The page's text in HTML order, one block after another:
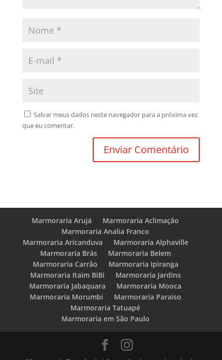
Salvar meus dados neste navegador para a próxima vez
que eu comentar.
Marmoraria Arujá
Marmoraria Aclimação
Marmoraria Analia Franco
Marmoraria Aricanduva
Marmoraria Alphaville
Marmoraria Brás
Marmoraria Belem
Marmoraria Carrão
Marmoraria Ipiranga
Marmoraria Itaim BiBi
Marmoraria Jardins
Marmoraria Jabaquara
Marmoraria Mooca
Marmoraria Morumbi
Marmoraria Paraiso
Marmoraria Tatuapé
Marmoraria em São Paulo